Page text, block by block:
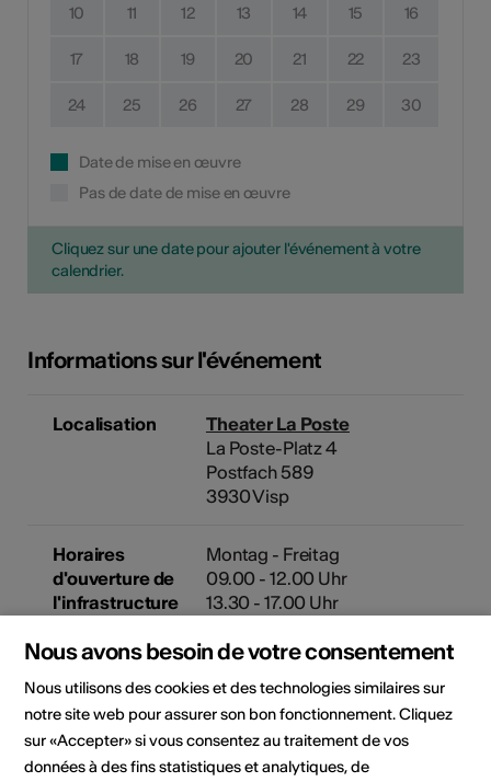
10 11 12 13 14 15 16
17 18 19 20 21 22 23
24 25 26 27 28 29 30
Date de mise en œuvre
Pas de date de mise en œuvre
Cliquez sur une date pour ajouter l'événement à votre
calendrier.
Informations sur l'événement
Localisation
Theater La Poste
La Poste-Platz 4
Postfach 589
3930 Visp
Horaires
d'ouverture de
l'infrastructure
Montag - Freitag
09.00 - 12.00 Uhr
13.30 - 17.00 Uhr
August und
Organisateur
Theater La Poste
La Poste-Platz 4
Nous avons besoin de votre consentement
Nous utilisons des cookies et des technologies similaires sur
notre site web pour assurer son bon fonctionnement. Cliquez
sur «Accepter» si vous consentez au traitement de vos
données à des fins statistiques et analytiques, de